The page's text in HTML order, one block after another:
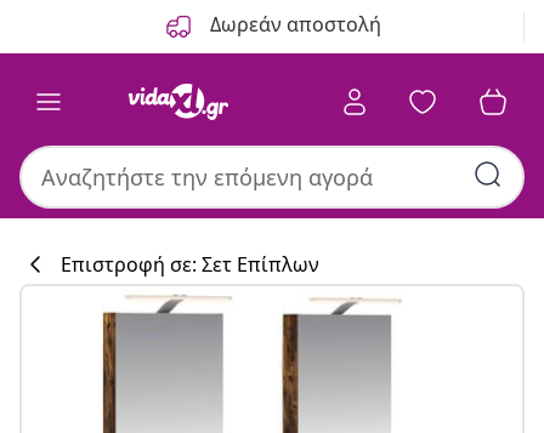
Δωρεάν αποστολή
Επιστροφή σε: Σετ Επίπλων